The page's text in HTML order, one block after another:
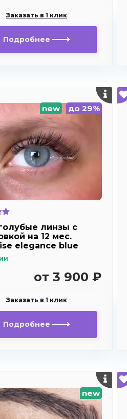
Заказать в 1 клик
Подробнее
new до 29%
линзы c
на 12 мес.
elegance blue
от 3 900 ₽
Заказать в 1 клик
Подробнее
new